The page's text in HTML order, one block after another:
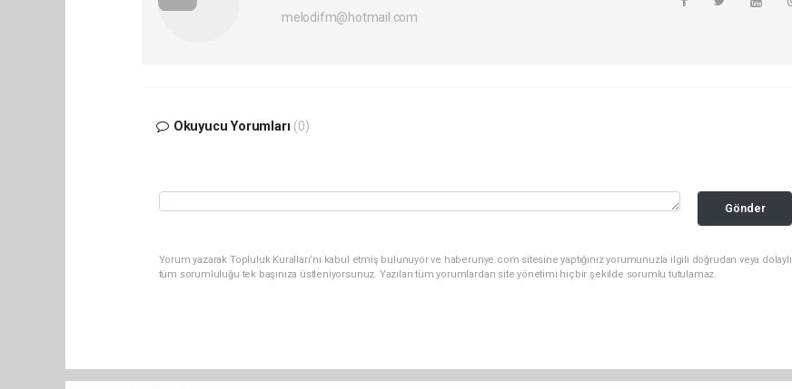
melodifm@hotmail.com
Okuyucu Yorumları (0)
Gönder
Yorum yazarak Topluluk Kuralları’nı kabul etmiş bulunuyor ve haberunye.com sitesine yaptığınız yorumunuzla ilgili doğrudan veya dolaylı
tüm sorumluluğu tek başınıza üstleniyorsunuz. Yazılan tüm yorumlardan site yönetimi hiçbir şekilde sorumlu tutulamaz.